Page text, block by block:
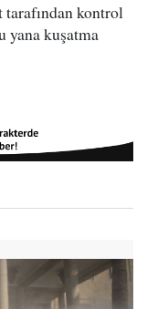
kontrol
yana kuşatma